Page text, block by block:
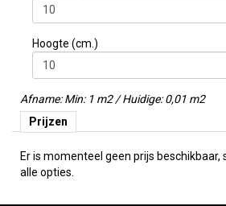
Hoogte (cm.)
Afname: Min: 1 m2 / Huidige: 0,01 m2
Prijzen
Er is momenteel geen prijs
alle opties.